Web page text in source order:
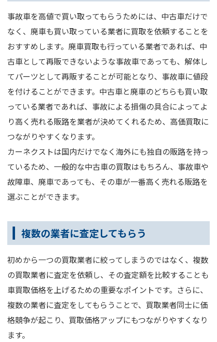
事故車を高値で買い取ってもらうためには、中古車だけで
なく、廃車も買い取っている業者に買取を依頼することを
おすすめします。廃車買取も行っている業者であれば、中
古車として再販できないような事故車であっても、解体し
てパーツとして再販することが可能となり、事故車に値段
を付けることができます。中古車と廃車のどちらも買い取
っている業者であれば、事故による損傷の具合によってよ
り高く売れる販路を業者が決めてくれるため、高価買取に
つながりやすくなります。
カーネクストは国内だけでなく海外にも独自の販路を持っ
ているため、一般的な中古車の買取はもちろん、事故車や
故障車、廃車であっても、その車が一番高く売れる販路を
選ぶことができます。
複数の業者に査定してもらう
初めから一つの買取業者に絞ってしまうのではなく、複数
の買取業者に査定を依頼し、その査定額を比較することも
車買取価格を上げるための重要なポイントです。さらに、
複数の業者に査定をしてもらうことで、買取業者同士に価
格競争が起こり、買取価格アップにもつながりやすくなり
ます。